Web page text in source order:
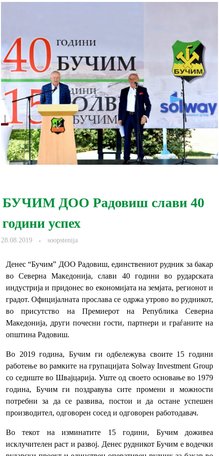
БУЧИМ ДОО Радовиш слави 40
години успех
28.08.2019 soopstenija
Денес “Бучим” ДОО Радовиш, единствениот рудник за бакар
во Северна Македонија, слави 40 години во рударската
индустрија и придонес во економијата на земјата, регионот и
градот. Официјалната прослава се одржа утрово во рудникот,
во присутство на Премиерот на Република Северна
Македонија, други почесни гости, партнери и граѓаните на
општина Радовиш.
Во 2019 година, Бучим ги одбележува своите 15 години
работење во рамките на групацијата Solway Investment Group
со седиште во Швајцарија. Уште од своето основање во 1979
година, Бучим ги поздравува сите промени и можности
потребни за да се развива, постои и да остане успешен
производител, одговорен сосед и одговорен работодавач.
Во текот на изминатите 15 години, Бучим доживеа
исклучителен раст и развој. Денес рудникот Бучим е водечки